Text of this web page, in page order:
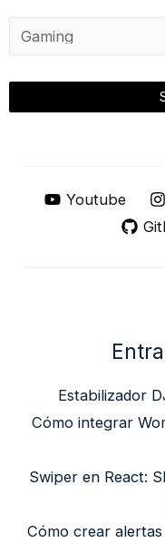
Youtube
Estabilizador
Cómo integrar
Swiper en React:
Cómo crear